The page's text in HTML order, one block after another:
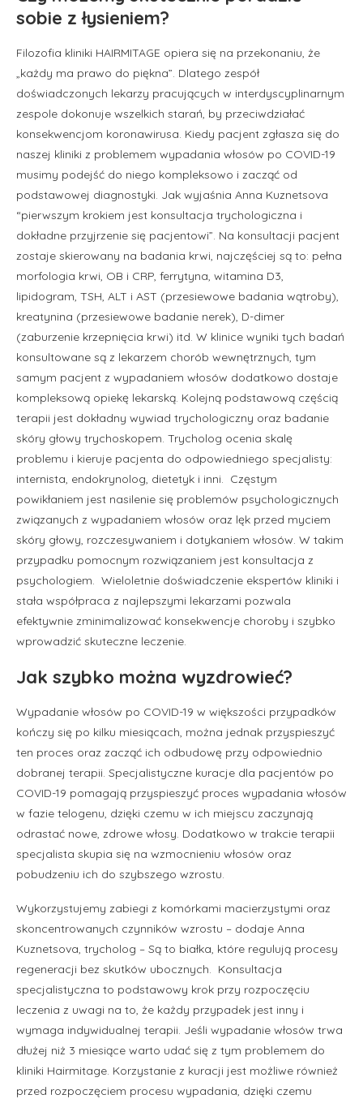
sobie z łysieniem?
Filozofia kliniki HAIRMITAGE opiera się na przekonaniu, że
„każdy ma prawo do piękna”. Dlatego zespół
doświadczonych lekarzy pracujących w interdyscyplinarnym
zespole dokonuje wszelkich starań, by przeciwdziałać
konsekwencjom koronawirusa. Kiedy pacjent zgłasza się do
naszej kliniki z problemem wypadania włosów po COVID-19
musimy podejść do niego kompleksowo i zacząć od
podstawowej diagnostyki. Jak wyjaśnia Anna Kuznetsova
“pierwszym krokiem jest konsultacja trychologiczna i
dokładne przyjrzenie się pacjentowi”. Na konsultacji pacjent
zostaje skierowany na badania krwi, najczęściej są to: pełna
morfologia krwi, OB i CRP, ferrytyna, witamina D3,
lipidogram, TSH, ALT i AST (przesiewowe badania wątroby),
kreatynina (przesiewowe badanie nerek), D-dimer
(zaburzenie krzepnięcia krwi) itd. W klinice wyniki tych badań
konsultowane są z lekarzem chorób wewnętrznych, tym
samym pacjent z wypadaniem włosów dodatkowo dostaje
kompleksową opiekę lekarską. Kolejną podstawową częścią
terapii jest dokładny wywiad trychologiczny oraz badanie
skóry głowy trychoskopem. Trycholog ocenia skalę
problemu i kieruje pacjenta do odpowiedniego specjalisty:
internista, endokrynolog, dietetyk i inni. Częstym
powikłaniem jest nasilenie się problemów psychologicznych
związanych z wypadaniem włosów oraz lęk przed myciem
skóry głowy, rozczesywaniem i dotykaniem włosów. W takim
przypadku pomocnym rozwiązaniem jest konsultacja z
psychologiem. Wieloletnie doświadczenie ekspertów kliniki i
stała współpraca z najlepszymi lekarzami pozwala
efektywnie zminimalizować konsekwencje choroby i szybko
wprowadzić skuteczne leczenie.
Jak szybko można wyzdrowieć?
Wypadanie włosów po COVID-19 w większości przypadków
kończy się po kilku miesiącach, można jednak przyspieszyć
ten proces oraz zacząć ich odbudowę przy odpowiednio
dobranej terapii. Specjalistyczne kuracje dla pacjentów po
COVID-19 pomagają przyspieszyć proces wypadania włosów
w fazie telogenu, dzięki czemu w ich miejscu zaczynają
odrastać nowe, zdrowe włosy. Dodatkowo w trakcie terapii
specjalista skupia się na wzmocnieniu włosów oraz
pobudzeniu ich do szybszego wzrostu.
Wykorzystujemy zabiegi z komórkami macierzystymi oraz
skoncentrowanych czynników wzrostu – dodaje Anna
Kuznetsova, trycholog – Są to białka, które regulują procesy
regeneracji bez skutków ubocznych. Konsultacja
specjalistyczna to podstawowy krok przy rozpoczęciu
leczenia z uwagi na to, że każdy przypadek jest inny i
wymaga indywidualnej terapii. Jeśli wypadanie włosów trwa
dłużej niż 3 miesiące warto udać się z tym problemem do
kliniki Hairmitage. Korzystanie z kuracji jest możliwe również
przed rozpoczęciem procesu wypadania, dzięki czemu